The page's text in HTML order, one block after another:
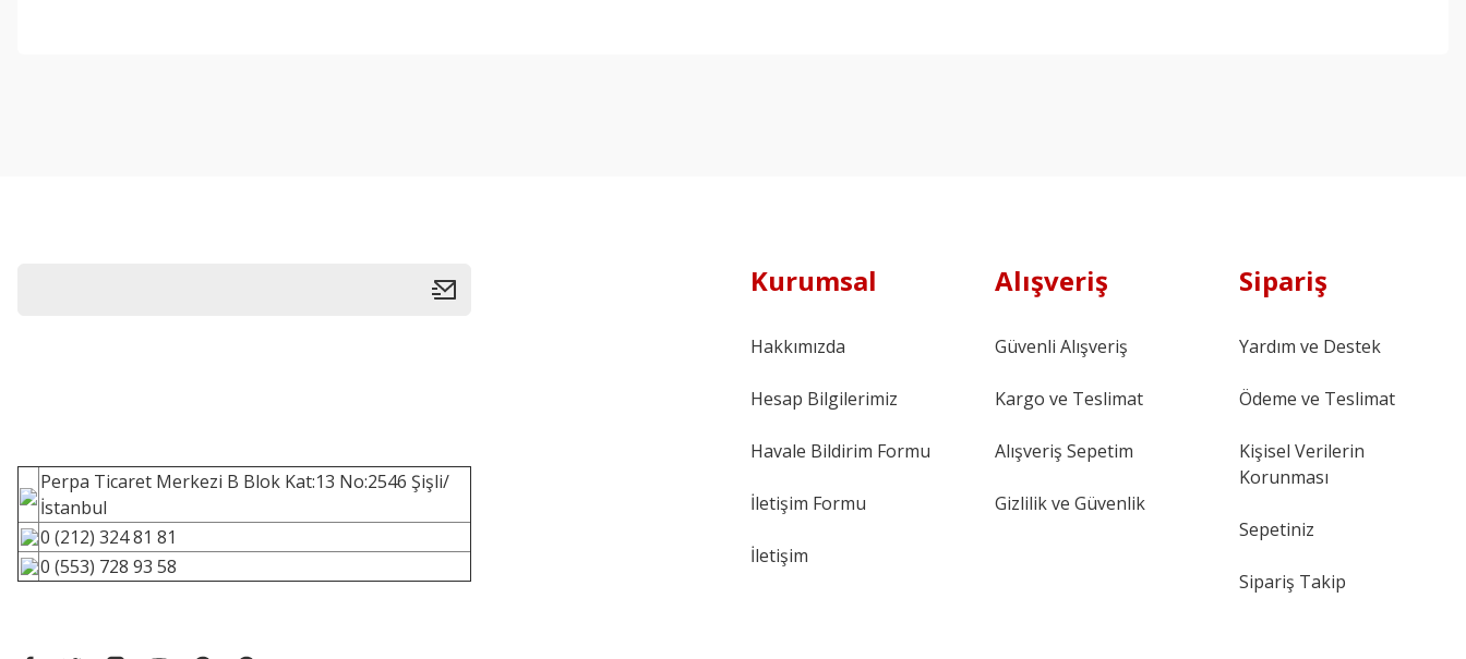
Perpa Ticaret Merkezi B Blok Kat:13 No:2546 Şişli/
İstanbul
0 (212) 324 81 81
0 (553) 728 93 58
Kurumsal
Hakkımızda
Hesap Bilgilerimiz
Havale Bildirim Formu
İletişim Formu
İletişim
Alışveriş
Güvenli Alışveriş
Kargo ve Teslimat
Alışveriş Sepetim
Gizlilik ve Güvenlik
Sipariş
Yardım ve Destek
Ödeme ve Teslimat
Kişisel Verilerin
Korunması
Sepetiniz
Sipariş Takip